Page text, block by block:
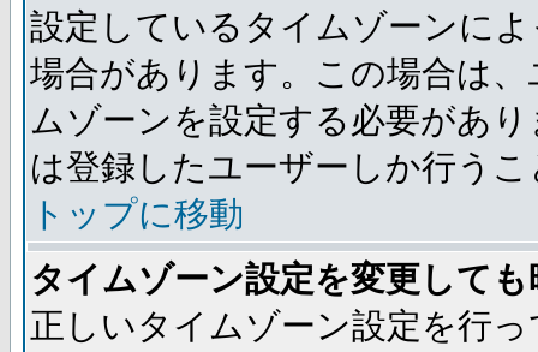
設定しているタイムゾーンに
場合があります。この場合は
ムゾーンを設定する必要があ
は登録したユーザーしか行う
トップに移動
タイムゾーン設定を変更して
正しいタイムゾーン設定を行